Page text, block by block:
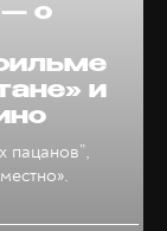
— о
и
пацанов”,